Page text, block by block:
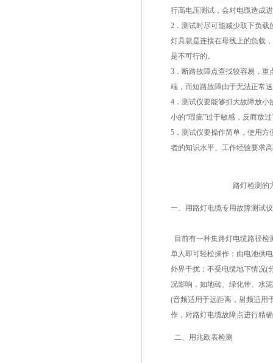
行高电压测试，会对电缆造成
2．测试时尽可能减少取下负
灯具就是连接在母线上的负载
是不可行的。
3．断路故障点查找较容易，
端，而短路故障由于无法正常
4．测试仪要能够抓大故障放小
小的“瑕疵”过于敏感，反而放
5．测试仪要操作简单，使用
者的知识水平、工作经验要求
路灯检测的方
一、用 路灯电缆专用故障测试仪
目前有一种集路灯电缆路径检
单人即可轻松操作；由电池供
外界干扰；不受电缆地下情况(
况影响，如地砖、绿化带、水
(音频适用于远距离，射频适用
作，对路灯电缆故障点进行精
二、用兆欧表检测